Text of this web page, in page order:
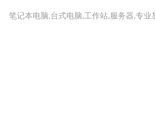
笔记本电脑,台式电脑,工作站,服务器,专业